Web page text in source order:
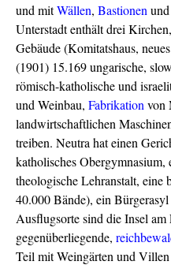
und mitWällen, Bastionen und
Unterstadt enthält drei
Gebäude (Komitatshaus, neues
(1901) 15.169 ungarische,
römisch-katholische und
und Weinbau, Fabrikation von
landwirtschaftlichen
treiben. Neutra hat einen
katholisches
theologische Lehranstalt,
40.000 Bände), ein
Ausflugsorte sind die Insel am
gegenüberliegende,
Teil mit Weingärten und